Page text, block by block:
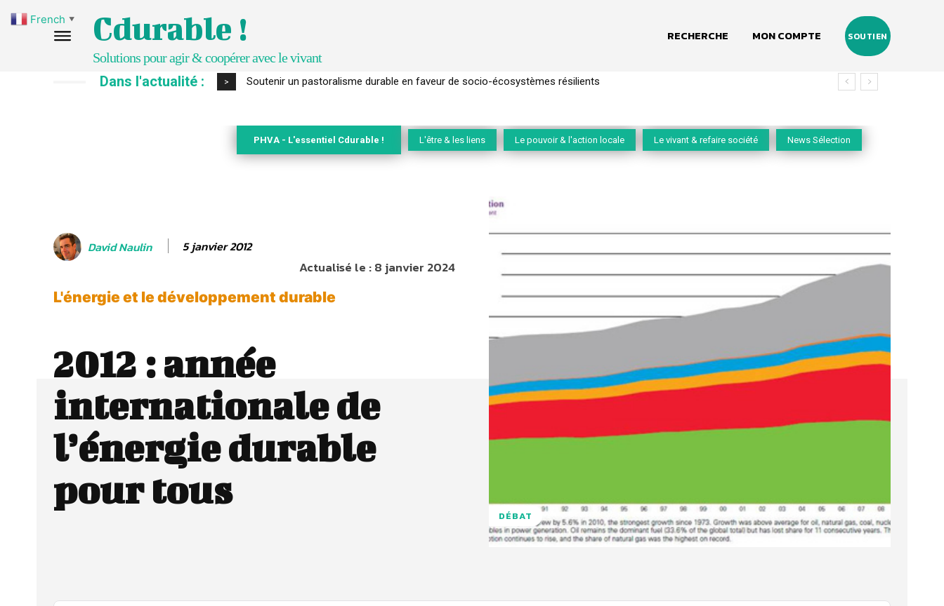
Cdurable !
Solutions pour agir & coopérer avec le vivant
RECHERCHE MON COMPTE SOUTIEN
Dans l'actualité : > S’inspirer de l’arbre pour un modèle économique régénératif du vivant …
PHVA - L'essentiel Cdurable ! L'être & les liens Le pouvoir & l'action locale Le vivant & refaire société News Sélection
David Naulin 5 janvier 2012
Actualisé le :8 janvier 2024
L'énergie et le développement durable
2012 : année
internationale de
l’énergie durable
pour tous
DÉBAT
French ▼